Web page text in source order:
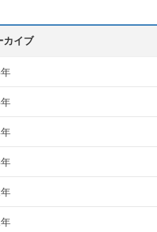
カイブ